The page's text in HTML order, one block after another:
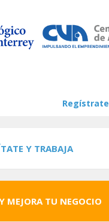
Regístrate
Y TRABAJA
MEJORA TU NEGOCIO